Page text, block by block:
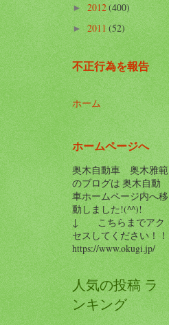
►2012(400)
► 2011(52)
不正行為を報告
ホーム
ホームページへ
奥木自動車 奥木雅範
のブログは 奥木自動
車ホームページ内へ移
動しました!(^^)!
↓ こちらまでアク
セスしてください！！
https://www.okugi.jp/
人気の投稿 ラ
ンキング